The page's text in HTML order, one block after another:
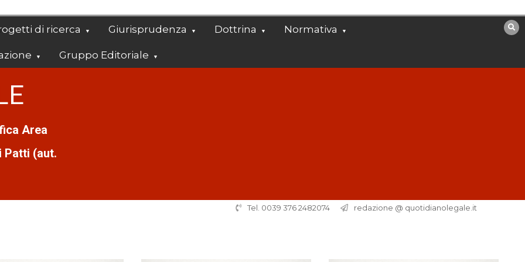
di ricerca Giurisprudenza Dottrina Normativa
Gruppo Editoriale
Area
Patti (aut.
Tel. 0039 376 2482074 redazione @ quotidianolegale.it